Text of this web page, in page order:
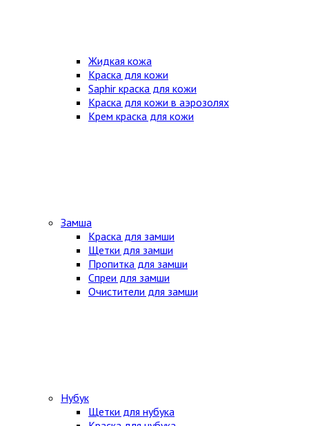
Жидкая кожа
Краска для кожи
Saphir краска для кожи
Краска для кожи в аэрозолях
Крем краска для кожи
Замша
Краска для замши
Щетки для замши
Пропитка для замши
Спреи для замши
Очистители для замши
Нубук
Щетки для нубука